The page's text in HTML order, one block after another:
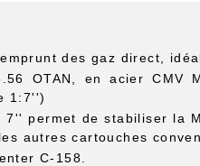
des gaz direct,
OTAN, en acier CMV
1:7'')
permet de stabiliser la
autres cartouches
C-158.